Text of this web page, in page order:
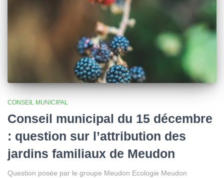
CONSEIL MUNICIPAL
Conseil municipal du 15 décembre
: question sur l’attribution des
jardins familiaux de Meudon
Question posée par le groupe Meudon Ecologie Meudon